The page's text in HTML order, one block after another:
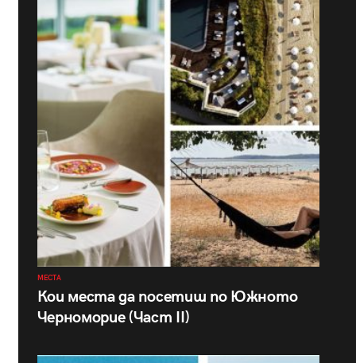
МЕСТА
Кои места да посетиш по Южното
Черноморие (Част II)